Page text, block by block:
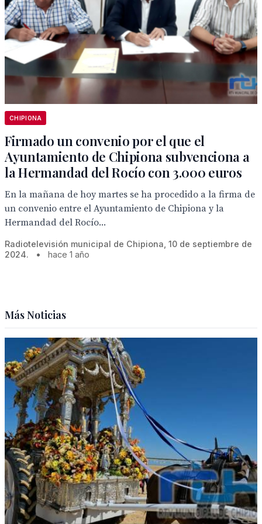
CHIPIONA
Firmado un convenio por el que el
Ayuntamiento de Chipiona subvenciona a
la Hermandad del Rocío con 3.000 euros
En la mañana de hoy martes se ha procedido a la firma de
un convenio entre el Ayuntamiento de Chipiona y la
Hermandad del Rocío...
Radiotelevisión municipal de Chipiona, 10 de septiembre de
2024.
• hace 1 año
Más Noticias